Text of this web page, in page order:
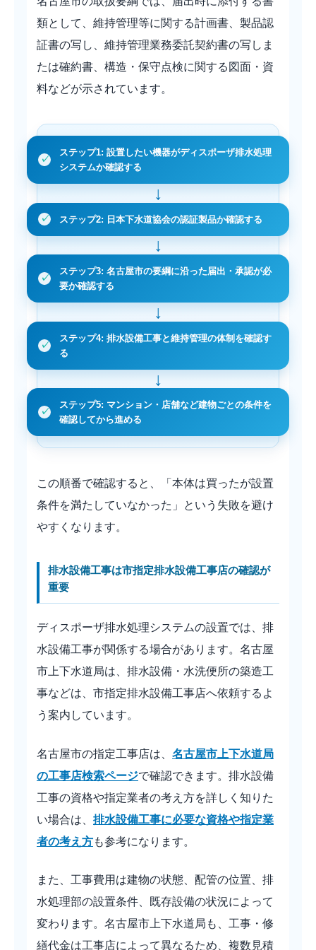
類として、維持管理等に関する計画書、製品認
証書の写し、維持管理業務委託契約書の写しま
たは確約書、構造・保守点検に関する図面・資
料などが示されています。
ステップ1: 設置したい機器がディスポーザ排水処理
システムか確認する
ステップ2: 日本下水道協会の認証製品か確認する
ステップ3: 名古屋市の要綱に沿った届出・承認が必
要か確認する
ステップ4: 排水設備工事と維持管理の体制を確認す
る
ステップ5: マンション・店舗など建物ごとの条件を
確認してから進める
この順番で確認すると、「本体は買ったが設置
条件を満たしていなかった」という失敗を避け
やすくなります。
排水設備工事は市指定排水設備工事店の確認が
重要
ディスポーザ排水処理システムの設置では、排
水設備工事が関係する場合があります。名古屋
市上下水道局は、排水設備・水洗便所の築造工
事などは、市指定排水設備工事店へ依頼するよ
う案内しています。
名古屋市の指定工事店は、 名古屋市上下水道局
の工事店検索ページで確認できます。排水設備
工事の資格や指定業者の考え方を詳しく知りた
い場合は、 排水設備工事に必要な資格や指定業
者の考え方も参考になります。
また、工事費用は建物の状態、配管の位置、排
水処理部の設置条件、既存設備の状況によって
変わります。名古屋市上下水道局も、工事・修
繕代金は工事店によって異なるため、複数見積